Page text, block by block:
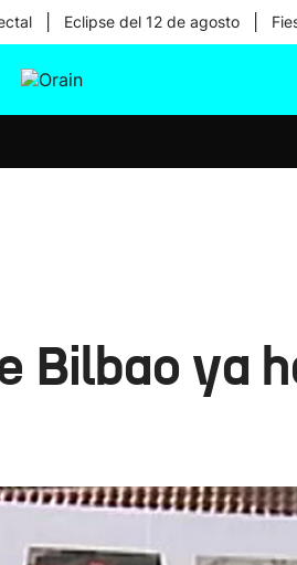
Eclipse del 12 de agosto
Bilbao ya